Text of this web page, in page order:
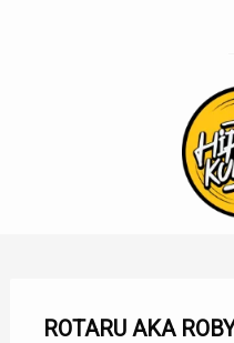
ROTARU AKA ROBY RILLA – 2023 –